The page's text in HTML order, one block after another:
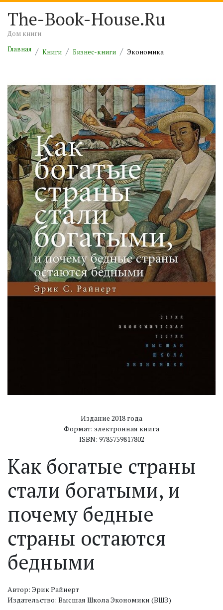
The-Book-House.Ru
Дом книги
Главная
Книги Бизнес-книги Экономика
Издание 2018 года
Формат: электронная книга
ISBN: 9785759817802
Как богатые страны
стали богатыми, и
почему бедные
страны остаются
бедными
Автор: Эрик Райнерт
Издательство: Высшая Школа Экономики (ВШЭ)